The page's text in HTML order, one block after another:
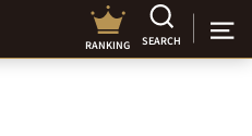
RANKING SEARCH